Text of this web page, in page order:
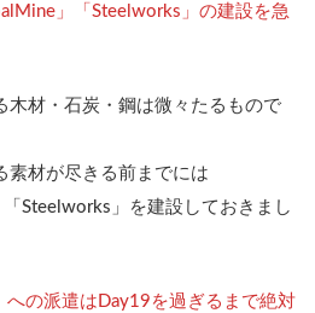
」「Steelworks」の建設を急
木材・石炭・鋼は微々たるもので
素材が尽きる前までには
「Steelworks」を建設しておきまし
の派遣はDay19を過ぎるまで絶対